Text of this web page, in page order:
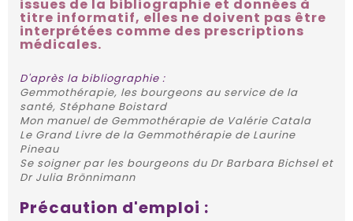
issues de la bibliographie et données à
titre informatif, elles ne doivent pas être
interprétées comme des prescriptions
médicales.
D'après la bibliographie :
Gemmothérapie, les bourgeons au service de la
santé, Stéphane Boistard
Mon manuel de Gemmothérapie de Valérie Catala
Le Grand Livre de la Gemmothérapie de Laurine
Pineau
Se soigner par les bourgeons du Dr Barbara Bichsel et
Dr Julia Brönnimann
Précaution d'emploi :